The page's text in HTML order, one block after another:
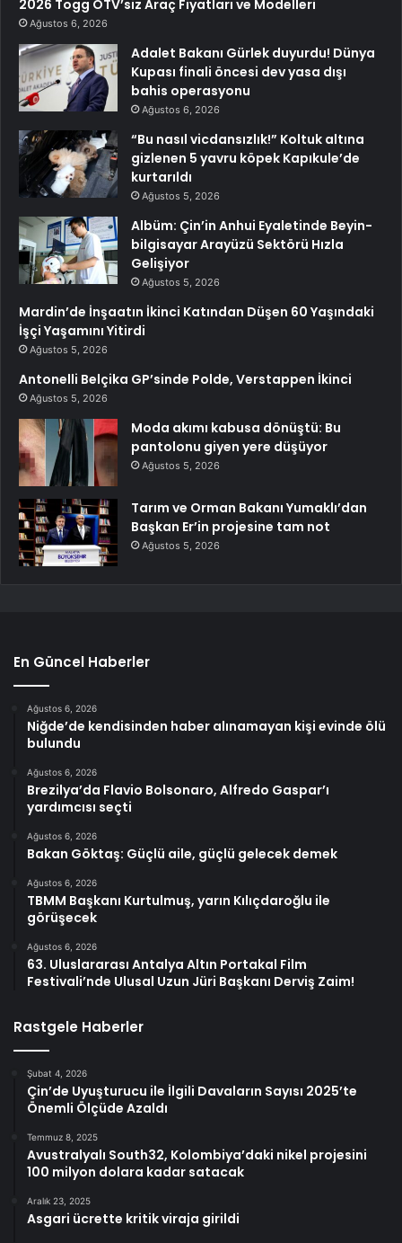
2026 Togg ÖTV’siz Araç Fiyatları ve Modelleri
Ağustos 6, 2026
Adalet Bakanı Gürlek duyurdu! Dünya
Kupası finali öncesi dev yasa dışı
bahis operasyonu
Ağustos 6, 2026
“Bu nasıl vicdansızlık!” Koltuk altına
gizlenen 5 yavru köpek Kapıkule’de
kurtarıldı
Ağustos 5, 2026
Albüm: Çin’in Anhui Eyaletinde Beyin-
bilgisayar Arayüzü Sektörü Hızla
Gelişiyor
Ağustos 5, 2026
Mardin’de İnşaatın İkinci Katından Düşen 60 Yaşındaki
İşçi Yaşamını Yitirdi
Ağustos 5, 2026
Antonelli Belçika GP’sinde Polde, Verstappen İkinci
Ağustos 5, 2026
Moda akımı kabusa dönüştü: Bu
pantolonu giyen yere düşüyor
Ağustos 5, 2026
Tarım ve Orman Bakanı Yumaklı’dan
Başkan Er’in projesine tam not
Ağustos 5, 2026
En Güncel Haberler
Ağustos 6, 2026
Niğde’de kendisinden haber alınamayan kişi evinde ölü
bulundu
Ağustos 6, 2026
Brezilya’da Flavio Bolsonaro, Alfredo Gaspar’ı
yardımcısı seçti
Ağustos 6, 2026
Bakan Göktaş: Güçlü aile, güçlü gelecek demek
Ağustos 6, 2026
TBMM Başkanı Kurtulmuş, yarın Kılıçdaroğlu ile
görüşecek
Ağustos 6, 2026
63. Uluslararası Antalya Altın Portakal Film
Festivali’nde Ulusal Uzun Jüri Başkanı Derviş Zaim!
Rastgele Haberler
Şubat 4, 2026
Çin’de Uyuşturucu ile İlgili Davaların Sayısı 2025’te
Önemli Ölçüde Azaldı
Temmuz 8, 2025
Avustralyalı South32, Kolombiya’daki nikel projesini
100 milyon dolara kadar satacak
Aralık 23, 2025
Asgari ücrette kritik viraja girildi